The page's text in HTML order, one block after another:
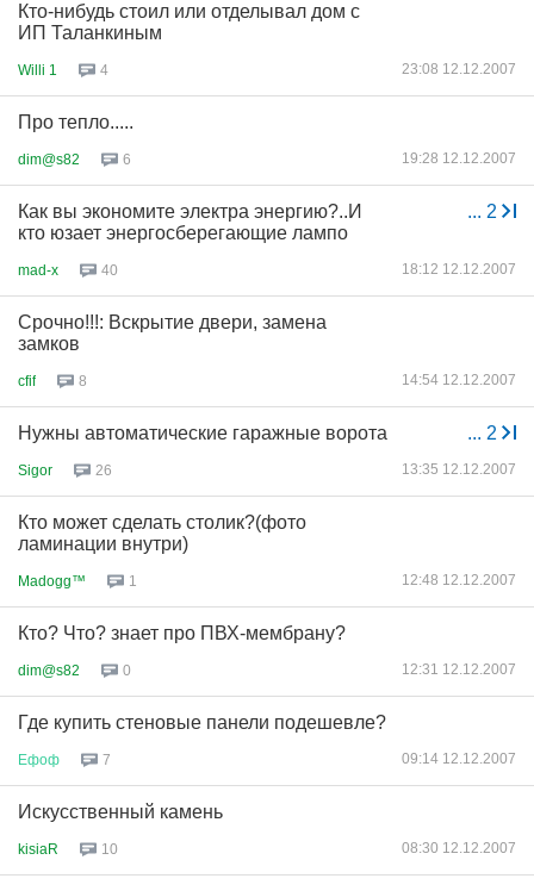
Кто-нибудь стоил или отделывал дом с
ИП Таланкиным
Willi 1 4 23:08 12.12.2007
Про тепло.....
dim@s82 6 19:28 12.12.2007
... 2
Как вы экономите электра энергию?..И
кто юзает энергосберегающие лампо
mad-x 40 18:12 12.12.2007
Срочно!!!: Вскрытие двери, замена
замков
cfif 8 14:54 12.12.2007
... 2
Нужны автоматические гаражные ворота
Sigor 26 13:35 12.12.2007
Кто может сделать столик?(фото
ламинации внутри)
Madogg™ 1 12:48 12.12.2007
Кто? Что? знает про ПВХ-мембрану?
dim@s82 0 12:31 12.12.2007
Где купить стеновые панели подешевле?
Ефоф 7 09:14 12.12.2007
Искусственный камень
kisiaR 10 08:30 12.12.2007